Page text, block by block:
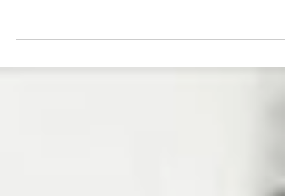
semana de estreia global, o longa Thunderbolts